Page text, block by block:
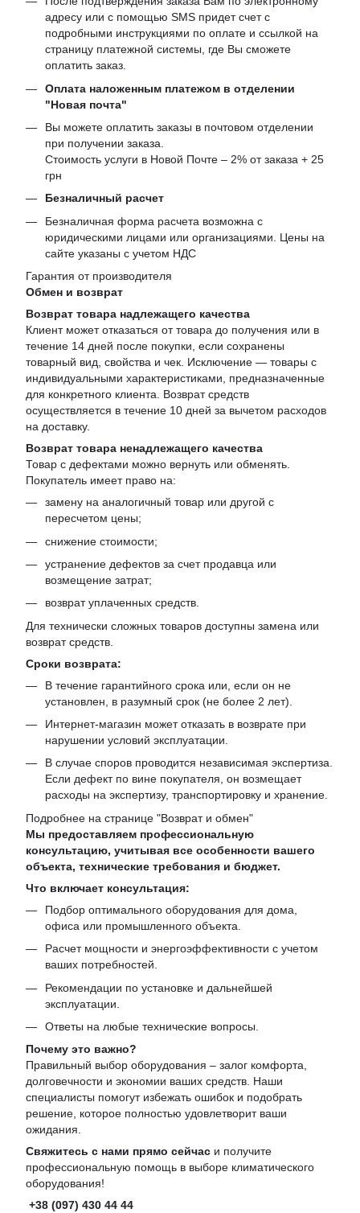
адресу или с помощью SMS придет счет с
подробными инструкциями по оплате и ссылкой на
страницу платежной системы, где Вы сможете
оплатить заказ.
Оплата наложенным платежом в отделении
"Новая почта"
Вы можете оплатить заказы в почтовом отделении
при получении заказа.
Стоимость услуги в Новой Почте – 2% от заказа + 25
грн
Безналичный расчет
Безналичная форма расчета возможна с
юридическими лицами или организациями. Цены на
сайте указаны с учетом НДС
Гарантия от производителя
Обмен и возврат
Возврат товара надлежащего качества
Клиент может отказаться от товара до получения или в
течение 14 дней после покупки, если сохранены
товарный вид, свойства и чек. Исключение — товары с
индивидуальными характеристиками, предназначенные
для конкретного клиента. Возврат средств
осуществляется в течение 10 дней за вычетом расходов
на доставку.
Возврат товара ненадлежащего качества
Товар с дефектами можно вернуть или обменять.
Покупатель имеет право на:
замену на аналогичный товар или другой с
пересчетом цены;
снижение стоимости;
устранение дефектов за счет продавца или
возмещение затрат;
возврат уплаченных средств.
Для технически сложных товаров доступны замена или
возврат средств.
Сроки возврата:
В течение гарантийного срока или, если он не
установлен, в разумный срок (не более 2 лет).
Интернет-магазин может отказать в возврате при
нарушении условий эксплуатации.
В случае споров проводится независимая экспертиза.
Если дефект по вине покупателя, он возмещает
расходы на экспертизу, транспортировку и хранение.
Подробнее на странице "Возврат и обмен"
Мы предоставляем профессиональную
консультацию, учитывая все особенности вашего
объекта, технические требования и бюджет.
Что включает консультация:
Подбор оптимального оборудования для дома,
офиса или промышленного объекта.
Расчет мощности и энергоэффективности с учетом
ваших потребностей.
Рекомендации по установке и дальнейшей
эксплуатации.
Ответы на любые технические вопросы.
Почему это важно?
Правильный выбор оборудования – залог комфорта,
долговечности и экономии ваших средств. Наши
специалисты помогут избежать ошибок и подобрать
решение, которое полностью удовлетворит ваши
ожидания.
Свяжитесь с нами прямо сейчас и получите
профессиональную помощь в выборе климатического
оборудования!
+38 (097) 430 44 44